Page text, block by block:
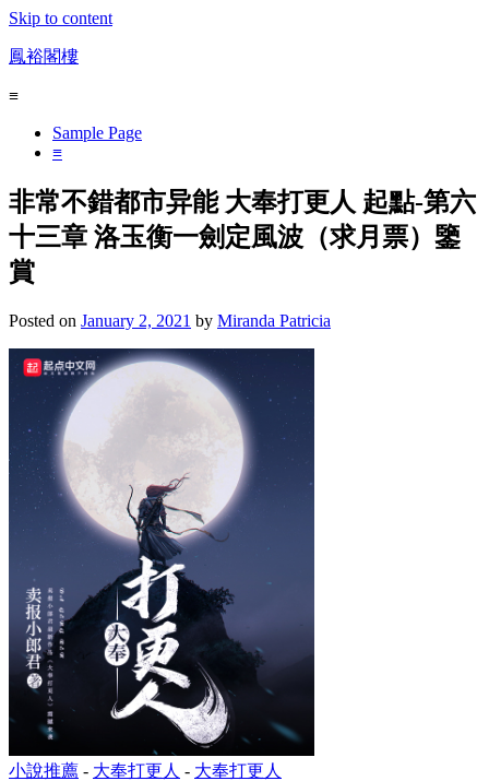
Skip to content
鳳裕閣樓
≡
Sample Page
≡
非常不錯都市异能 大奉打更人 起點-第六
十三章 洛玉衡一劍定風波（求月票）鑒
賞
Posted on January 2, 2021 by Miranda Patricia
小說推薦 - 大奉打更人 - 大奉打更人